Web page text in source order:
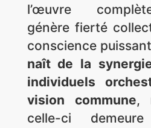
l’œuvre
génère fierté
conscience
naît de la
individuels
vision commune,
celle-ci demeure